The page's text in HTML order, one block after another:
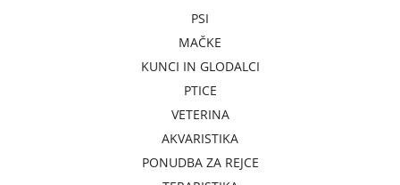
PSI
MAČKE
KUNCI IN GLODALCI
PTICE
VETERINA
AKVARISTIKA
PONUDBA ZA REJCE